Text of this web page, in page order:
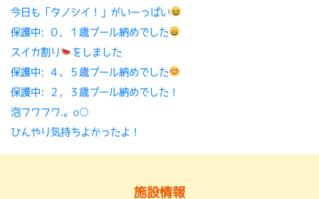
今日も「タノシイ！」がいーっぱい
保護中: ０，１歳プール納めでした
スイカ割り
をしました
保護中: ４、５歳プール納めでした
保護中: ２，３歳プール納めでした！
泡フワフワ.。o○
ひんやり気持ちよかったよ！
施設情報